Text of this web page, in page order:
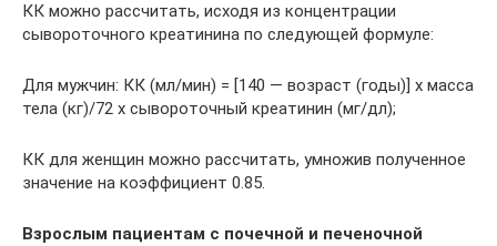
КК можно рассчитать, исходя из концентрации
сывороточного креатинина по следующей формуле:
Для мужчин: КК (мл/мин) = [140 — возраст (годы)] х масса
тела (кг)/72 х сывороточный креатинин (мг/дл);
КК для женщин можно рассчитать, умножив полученное
значение на коэффициент 0.85.
Взрослым пациентам с почечной и печеночной